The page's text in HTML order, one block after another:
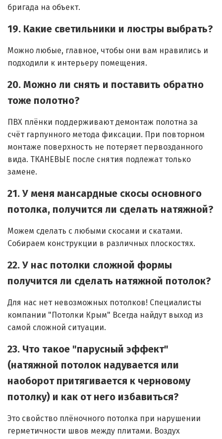
бригада на объект.
19. Какие светильники и люстры выбрать?
Можно любые, главное, чтобы они вам нравились и
подходили к интерьеру помещения.
20. Можно ли снять и поставить обратно
тоже полотно?
ПВХ плёнки поддерживают демонтаж полотна за
счёт гарпунного метода фиксации. При повторном
монтаже поверхность не потеряет первозданного
вида. ТКАНЕВЫЕ после снятия подлежат только
замене.
21. У меня мансардные скосы основного
потолка, получится ли сделать натяжной?
Можем сделать с любыми скосами и скатами.
Собираем конструкции в различных плоскостях.
22. У нас потолки сложной формы
получится ли сделать натяжной потолок?
Для нас нет невозможных потолков! Специалисты
компании "Потолки Крым" Всегда найдут выход из
самой сложной ситуации.
23. Что такое "парусный эффект"
(натяжной потолок надувается или
наоборот притягивается к черновому
потолку) и как от него избавиться?
Это свойство плёночного потолка при нарушении
герметичности швов между плитами. Воздух